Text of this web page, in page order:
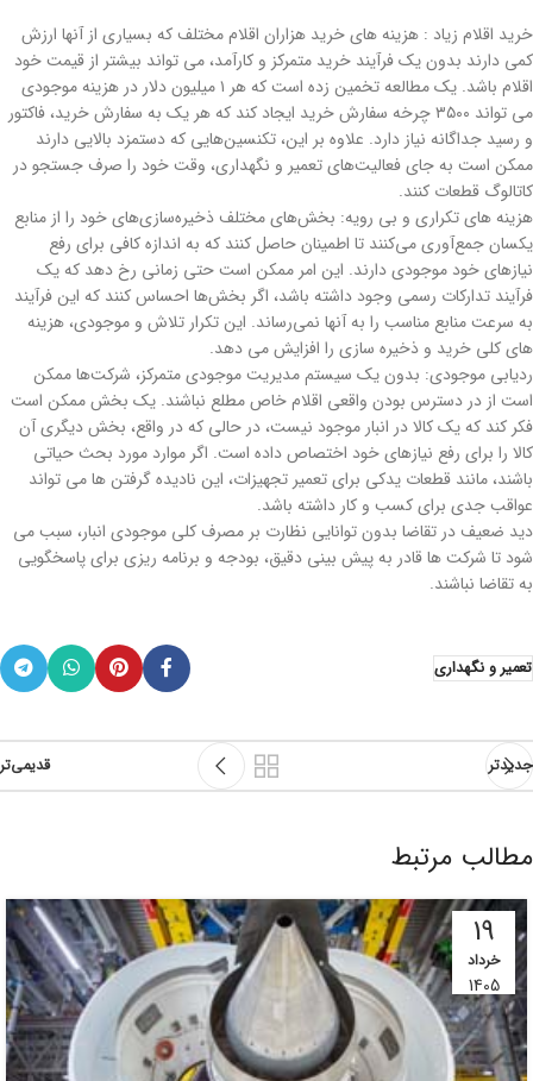
خرید اقلام زیاد : هزینه های خرید هزاران اقلام مختلف که بسیاری از آنها ارزش
کمی دارند بدون یک فرآیند خرید متمرکز و کارآمد، می تواند بیشتر از قیمت خود
اقلام باشد. یک مطالعه تخمین زده است که هر ۱ میلیون دلار در هزینه موجودی
می تواند ۳۵۰۰ چرخه سفارش خرید ایجاد کند که هر یک به سفارش خرید، فاکتور
و رسید جداگانه نیاز دارد. علاوه بر این، تکنسین‌هایی که دستمزد بالایی دارند
ممکن است به جای فعالیت‌های تعمیر و نگهداری، وقت خود را صرف جستجو در
کاتالوگ قطعات کنند.
هزینه های تکراری و بی رویه: بخش‌های مختلف ذخیره‌سازی‌های خود را از منابع
یکسان جمع‌آوری می‌کنند تا اطمینان حاصل کنند که به اندازه کافی برای رفع
نیازهای خود موجودی دارند. این امر ممکن است حتی زمانی رخ دهد که یک
فرآیند تدارکات رسمی وجود داشته باشد، اگر بخش‌ها احساس کنند که این فرآیند
به سرعت منابع مناسب را به آنها نمی‌رساند. این تکرار تلاش و موجودی، هزینه
های کلی خرید و ذخیره سازی را افزایش می دهد.
ردیابی موجودی: بدون یک سیستم مدیریت موجودی متمرکز، شرکت‌ها ممکن
است از در دسترس بودن واقعی اقلام خاص مطلع نباشند. یک بخش ممکن است
فکر کند که یک کالا در انبار موجود نیست، در حالی که در واقع، بخش دیگری آن
کالا را برای رفع نیازهای خود اختصاص داده است. اگر موارد مورد بحث حیاتی
باشند، مانند قطعات یدکی برای تعمیر تجهیزات، این نادیده گرفتن ها می تواند
عواقب جدی برای کسب و کار داشته باشد.
دید ضعیف در تقاضا بدون توانایی نظارت بر مصرف کلی موجودی انبار، سبب می
شود تا شرکت ها قادر به پیش بینی دقیق، بودجه و برنامه ریزی برای پاسخگویی
به تقاضا نباشند.
تعمیر و نگهداری
جدیدتر قدیمی‌تر
مطالب مرتبط
19
خرداد
1405